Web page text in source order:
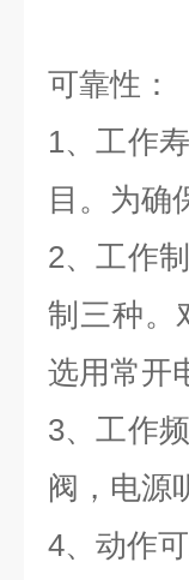
可靠性：
1、工作
目。为确
2、工作
制三种。
选用常开
3、工作
阀，电源
4、动作